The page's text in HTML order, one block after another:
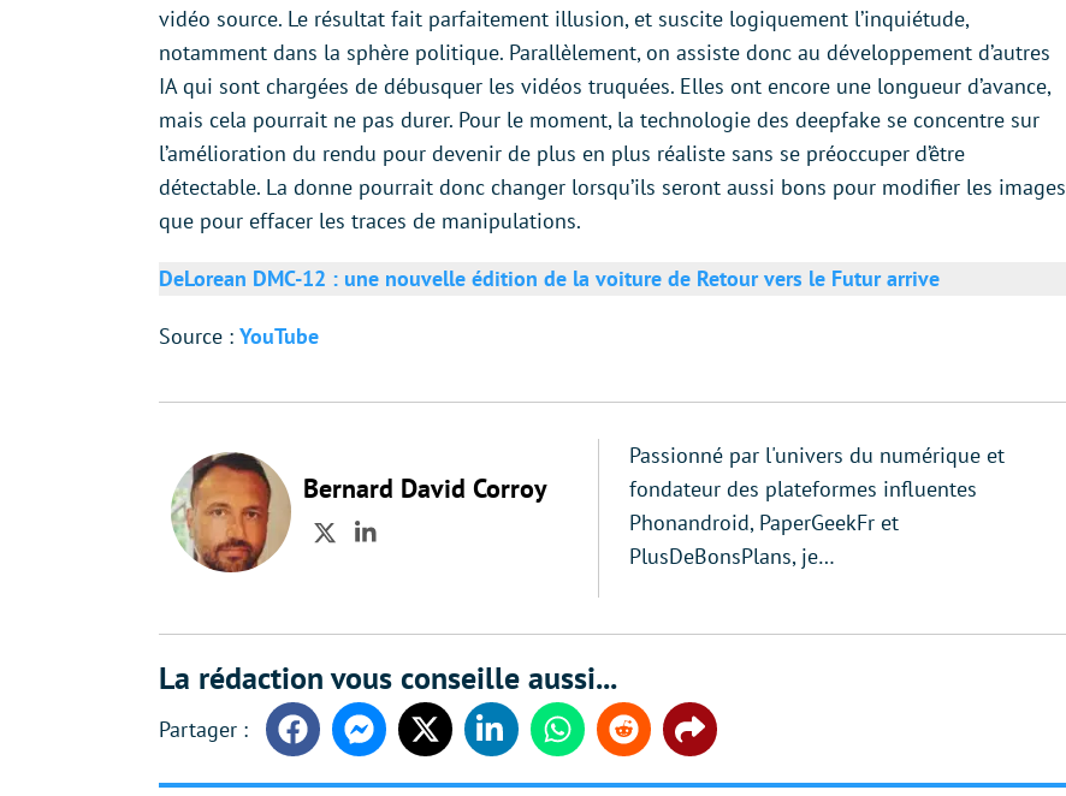
vidéo source. Le résultat fait parfaitement illusion, et suscite logiquement l’inquiétude,
notamment dans la sphère politique. Parallèlement, on assiste donc au développement d’autres
IA qui sont chargées de débusquer les vidéos truquées. Elles ont encore une longueur d’avance,
mais cela pourrait ne pas durer. Pour le moment, la technologie des deepfake se concentre sur
l’amélioration du rendu pour devenir de plus en plus réaliste sans se préoccuper d’être
détectable. La donne pourrait donc changer lorsqu’ils seront aussi bons pour modifier les images
que pour effacer les traces de manipulations.
DeLorean DMC-12 : une nouvelle édition de la voiture de Retour vers le Futur arrive
Source : YouTube
Bernard David Corroy
TwitterLinkedIn
Passionné par l'univers du numérique et
fondateur des plateformes influentes
Phonandroid, PaperGeekFr et
PlusDeBonsPlans, je…
La rédaction vous conseille aussi...
FacebookMessengerTwitter LinkedinWhatsappReddit Share